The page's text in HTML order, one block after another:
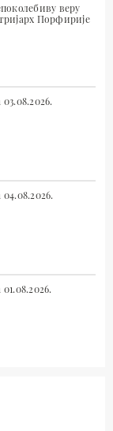
веру
Порфирије